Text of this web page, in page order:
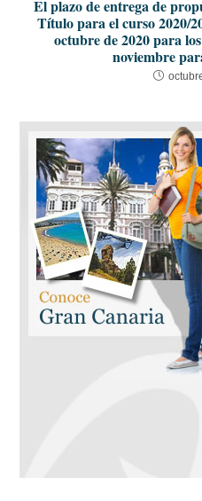
El plazo de entrega de
Título para el curso 2020/
octubre de 2020 para
noviembre